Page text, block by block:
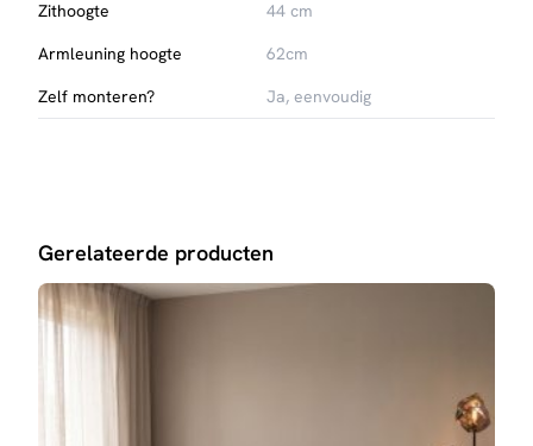
Krachtig en strak design met moderne uitstraling.
Luxe uitgevoerd in zachte Royal Bouclé stof.
Zithoogte
44 cm
Armleuning hoogte
62cm
Zelf monteren?
Ja, eenvoudig
Gerelateerde producten